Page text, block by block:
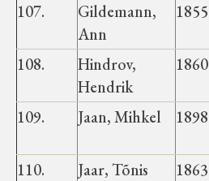
107.
Gildemann,
Ann
1855
108.
Hindrov,
Hendrik
1860
109.
Jaan, Mihkel 1898
110.
Jaar, Tõnis 1863